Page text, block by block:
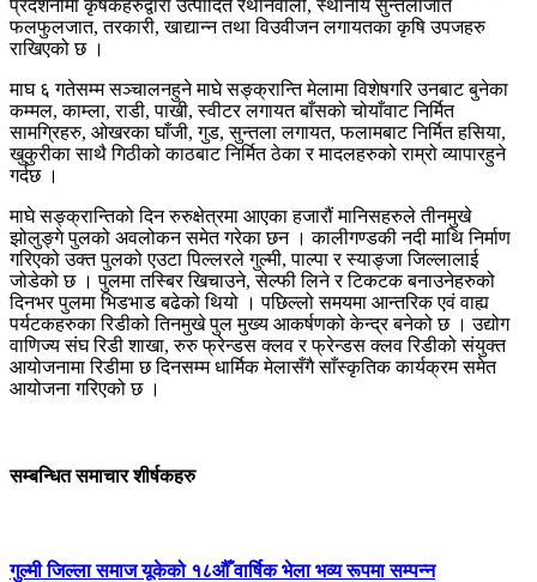
प्रर्दशनीमा कृषकहरुद्वारा उत्पादित रैथानेवाली, स्थानीय सुन्तलाजात
फलफुलजात, तरकारी, खाद्यान्न तथा विउवीजन लगायतका कृषि उपजहरु
राखिएको छ ।
माघ ६ गतेसम्म सञ्चालनहुने माघे सङ्क्रान्ति मेलामा विशेषगरि उनबाट बुनेका
कम्मल, काम्ला, राडी, पाखी, स्वीटर लगायत बाँसको चोयाँवाट निर्मित
सामग्रिहरु, ओखरका घाँजी, गुड, सुन्तला लगायत, फलामबाट निर्मित हसिया,
खुकुरीका साथै गिठीको काठबाट निर्मित ठेका र मादलहरुको राम्रो व्यापारहुने
गर्दछ ।
माघे सङ्क्रान्तिको दिन रुरुक्षेत्रमा आएका हजारौं मानिसहरुले तीनमुखे
झोलुङ्गे पुलको अवलोकन समेत गरेका छन । कालीगण्डकी नदी माथि निर्माण
गरिएको उक्त पुलको एउटा पिल्लरले गुल्मी, पाल्पा र स्याङ्जा जिल्लालाई
जोडेको छ । पुलमा तस्बिर खिचाउने, सेल्फी लिने र टिकटक बनाउनेहरुको
दिनभर पुलमा भिडभाड बढेको थियो । पछिल्लो समयमा आन्तरिक एवं वाह्य
पर्यटकहरुका रिडीको तिनमुखे पुल मुख्य आकर्षणको केन्द्र बनेको छ । उद्योग
वाणिज्य संघ रिडी शाखा, रुरु फ्रेन्डस क्लव र फ्रेन्डस क्लव रिडीको संयुक्त
आयोजनामा रिडीमा छ दिनसम्म धार्मिक मेलासँगै साँस्कृतिक कार्यक्रम समेत
आयोजना गरिएको छ ।
सम्बन्धित समाचार शीर्षकहरु
गुल्मी जिल्ला समाज यूकेको १८औँ वार्षिक भेला भव्य रूपमा सम्पन्न